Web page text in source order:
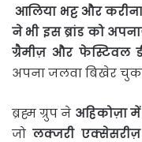
आलिया भट्ट और
ने भी इस ब्रांड को
ग्रैमीज़ और फेस्टिवल
अपना जलवा बिखेर
ब्रह्म ग्रुप ने अहिकोज़ा में
जोलक्जरी एक्सेसरीज़